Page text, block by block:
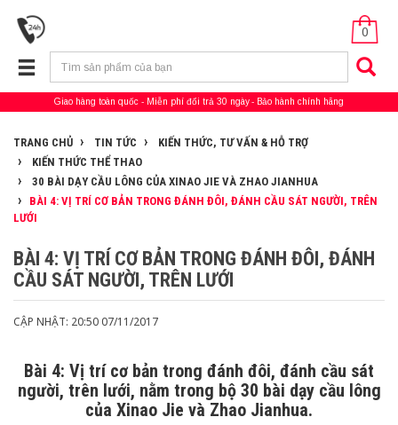
0
Giao hàng toàn quốc Miễn phí đổi trả 30 ngày Bảo hành chính hãng
TRANG CHỦ TIN TỨC
KIẾN THỨC, TƯ VẤN & HỖ TRỢ
KIẾN THỨC THỂ THAO
30 BÀI DẠY CẦU LÔNG CỦA XINAO JIE VÀ ZHAO JIANHUA
BÀI 4: VỊ TRÍ CƠ BẢN TRONG ĐÁNH ĐÔI, ĐÁNH CẦU SÁT NGƯỜI, TRÊN
LƯỚI
BÀI 4: VỊ TRÍ CƠ BẢN TRONG ĐÁNH ĐÔI, ĐÁNH
CẦU SÁT NGƯỜI, TRÊN LƯỚI
CẬP NHẬT: 20:50 07/11/2017
Bài 4: Vị trí cơ bản trong đánh đôi, đánh cầu sát
người, trên lưới, nằm trong bộ 30 bài dạy cầu lông
của Xinao Jie và Zhao Jianhua.